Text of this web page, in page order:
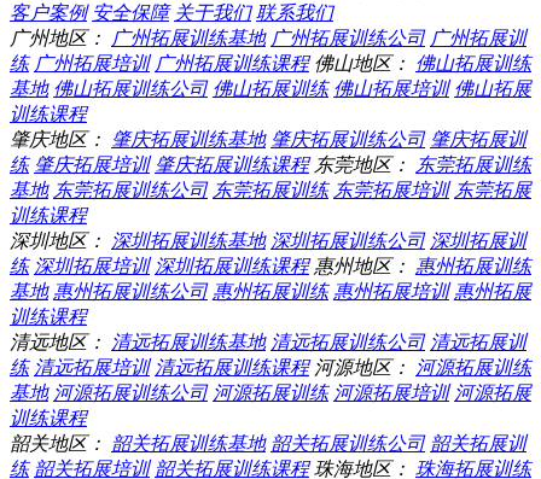
客户案例 安全保障 关于我们 联系我们
广州地区：
广州拓展训练基地 广州拓展训练公司 广州拓展训
练 广州拓展培训 广州拓展训练课程 佛山地区： 佛山拓展训练
基地 佛山拓展训练公司 佛山拓展训练 佛山拓展培训 佛山拓展
训练课程
肇庆地区：
肇庆拓展训练基地 肇庆拓展训练公司 肇庆拓展训
练 肇庆拓展培训 肇庆拓展训练课程 东莞地区：
东莞拓展训练
基地 东莞拓展训练公司 东莞拓展训练 东莞拓展培训 东莞拓展
训练课程
深圳地区：
深圳拓展训练基地 深圳拓展训练公司 深圳拓展训
练 深圳拓展培训 深圳拓展训练课程 惠州地区： 惠州拓展训练
基地 惠州拓展训练公司 惠州拓展训练 惠州拓展培训 惠州拓展
训练课程
清远地区：
清远拓展训练基地 清远拓展训练公司 清远拓展训
练 清远拓展培训 清远拓展训练课程 河源地区：
河源拓展训练
基地 河源拓展训练公司 河源拓展训练 河源拓展培训 河源拓展
训练课程
韶关地区： 韶关拓展训练基地 韶关拓展训练公司 韶关拓展训
练 韶关拓展培训 韶关拓展训练课程 珠海地区： 珠海拓展训练